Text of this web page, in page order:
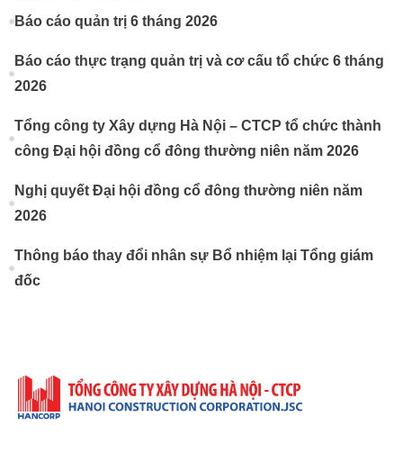
Báo cáo quản trị 6 tháng 2026
Báo cáo thực trạng quản trị và cơ cấu tổ chức 6 tháng
2026
Tổng công ty Xây dựng Hà Nội – CTCP tổ chức thành
công Đại hội đồng cổ đông thường niên năm 2026
Nghị quyết Đại hội đồng cổ đông thường niên năm
2026
Thông báo thay đổi nhân sự Bổ nhiệm lại Tổng giám
đốc